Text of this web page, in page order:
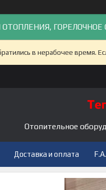
ОТОПЛЕНИЯ,
в нерабочее время.
Отопительное
Доставка и оплата